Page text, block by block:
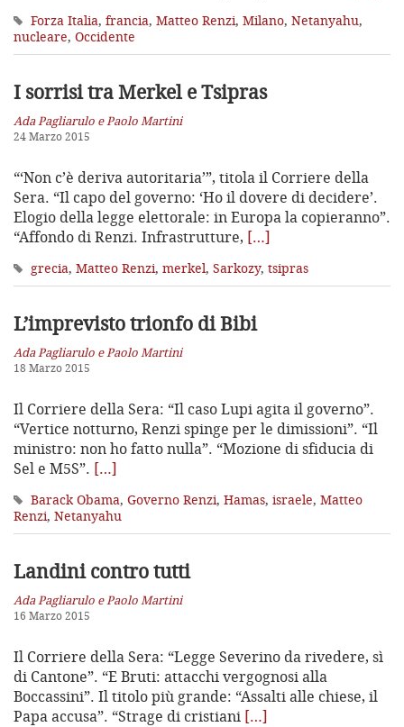
Forza Italia, francia, Matteo Renzi, Milano, Netanyahu,
nucleare, Occidente
I sorrisi tra Merkel e Tsipras
Ada Pagliarulo e Paolo Martini
24 Marzo 2015
“‘Non c’è deriva autoritaria’”, titola il Corriere della
Sera. “Il capo del governo: ‘Ho il dovere di decidere’.
Elogio della legge elettorale: in Europa la copieranno”.
“Affondo di Renzi. Infrastrutture, […]
grecia, Matteo Renzi, merkel, Sarkozy, tsipras
L’imprevisto trionfo di Bibi
Ada Pagliarulo e Paolo Martini
18 Marzo 2015
Il Corriere della Sera: “Il caso Lupi agita il governo”.
“Vertice notturno, Renzi spinge per le dimissioni”. “Il
ministro: non ho fatto nulla”. “Mozione di sfiducia di
Sel e M5S”. […]
Barack Obama, Governo Renzi, Hamas, israele, Matteo
Renzi, Netanyahu
Landini contro tutti
Ada Pagliarulo e Paolo Martini
16 Marzo 2015
Il Corriere della Sera: “Legge Severino da rivedere, sì
di Cantone”. “E Bruti: attacchi vergognosi alla
Boccassini”. Il titolo più grande: “Assalti alle chiese, il
Papa accusa”. “Strage di cristiani […]